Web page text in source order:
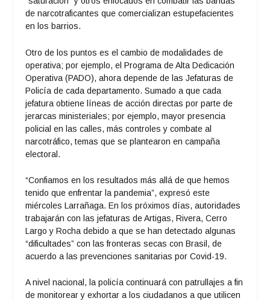
de narcotraficantes que comercializan estupefacientes
en los barrios.
Otro de los puntos es el cambio de modalidades de
operativa; por ejemplo, el Programa de Alta Dedicación
Operativa (PADO), ahora depende de las Jefaturas de
Policía de cada departamento. Sumado a que cada
jefatura obtiene líneas de acción directas por parte de
jerarcas ministeriales; por ejemplo, mayor presencia
policial en las calles, más controles y combate al
narcotráfico, temas que se plantearon en campaña
electoral.
“Confiamos en los resultados más allá de que hemos
tenido que enfrentar la pandemia”, expresó este
miércoles Larrañaga. En los próximos días, autoridades
trabajarán con las jefaturas de Artigas, Rivera, Cerro
Largo y Rocha debido a que se han detectado algunas
“dificultades” con las fronteras secas con Brasil, de
acuerdo a las prevenciones sanitarias por Covid-19.
A nivel nacional, la policía continuará con patrullajes a fin
de monitorear y exhortar a los ciudadanos a que utilicen